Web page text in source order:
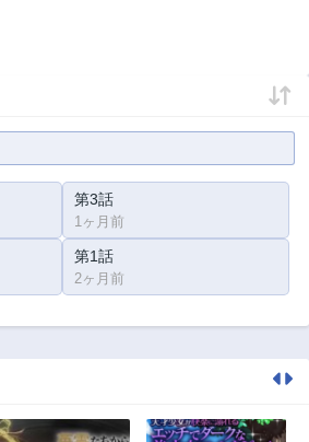
第3話
1ヶ月前
第1話
2ヶ月前